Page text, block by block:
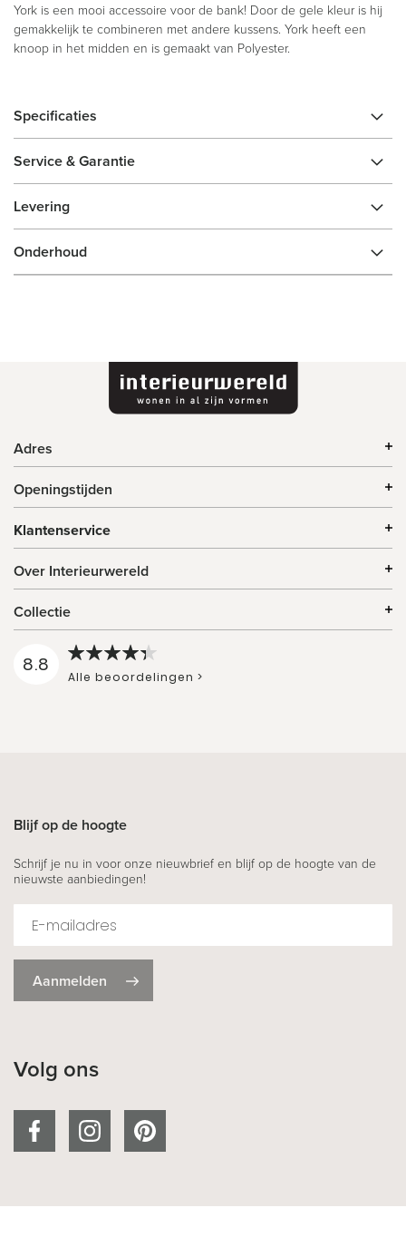
York is een mooi accessoire voor de bank! Door de gele kleur is hij
gemakkelijk te combineren met andere kussens. York heeft een
knoop in het midden en is gemaakt van Polyester.
Specificaties
Service & Garantie
Levering
Onderhoud
Adres
Openingstijden
Klantenservice
Over Interieurwereld
Collectie
8.8
Alle beoordelingen >
Blijf op de hoogte
Schrijf je nu in voor onze nieuwbrief en blijf op de hoogte van de
nieuwste aanbiedingen!
Aanmelden
Volg ons